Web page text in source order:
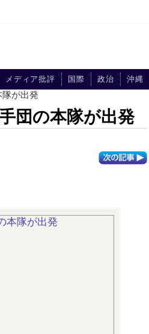
メディア批評 国際 政治 沖縄
が出発
団の本隊が出発